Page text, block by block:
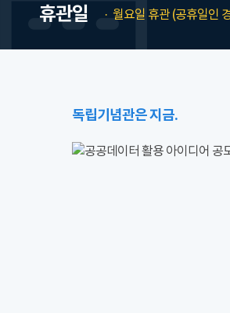
휴관일 월요일 휴관 (공휴일인
독립기념관은 지금.